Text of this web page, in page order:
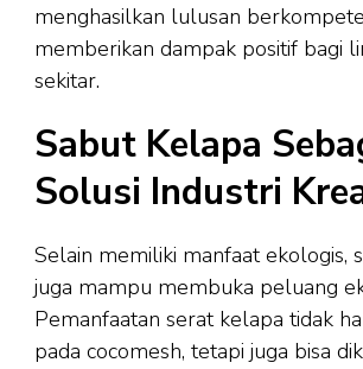
menghasilkan lulusan
memberikan dampak positif bagi
sekitar.
Sabut Kelapa
Solusi Industri
Selain memiliki manfaat ekologis,
juga mampu membuka peluang
Pemanfaatan serat kelapa tidak
pada cocomesh, tetapi juga bisa